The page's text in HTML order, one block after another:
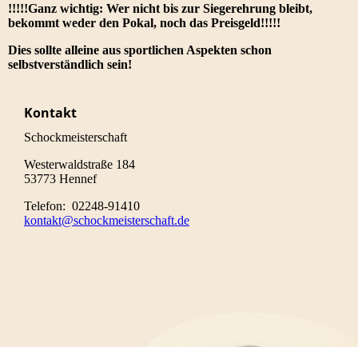
!!!!!Ganz wichtig: Wer nicht bis zur Siegerehrung bleibt,
bekommt weder den Pokal, noch das Preisgeld!!!!!
Dies sollte alleine aus sportlichen Aspekten schon
selbstverständlich sein!
Kontakt
Schockmeisterschaft
Westerwaldstraße 184
53773 Hennef
Telefon: 02248-91410
kontakt@schockmeisterschaft.de